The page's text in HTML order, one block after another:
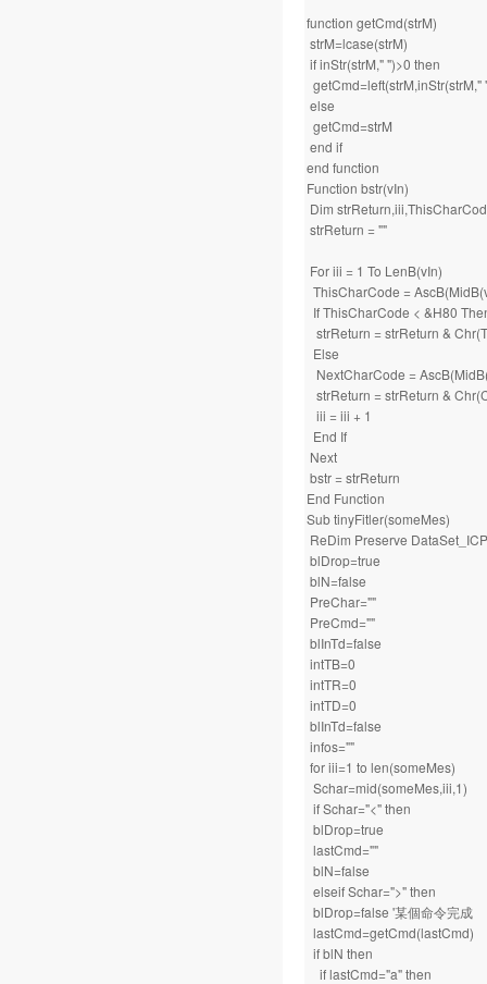
function getCmd(strM)
strM=lcase(strM)
if inStr(strM," ")>0 then
getCmd=left(strM,inStr(strM,"
else
getCmd=strM
end if
end function
Function bstr(vIn)
Dim
strReturn = ""
For iii = 1 To LenB(vIn)
ThisCharCode =
If ThisCharCode < &H80
strReturn = strReturn &
Else
NextCharCode =
strReturn = strReturn &
iii = iii + 1
End If
Next
bstr = strReturn
End Function
Sub tinyFitler(someMes)
ReDim Preserve
blDrop=true
blN=false
PreChar=""
PreCmd=""
blInTd=false
intTB=0
intTR=0
intTD=0
blInTd=false
infos=""
for iii=1 to len(someMes)
Schar=mid(someMes,iii,1)
if Schar="<" then
blDrop=true
lastCmd=""
blN=false
elseif Schar=">" then
blDrop=false '某個命令完成
lastCmd=getCmd(lastCmd)
if blN then
if lastCmd="a" then